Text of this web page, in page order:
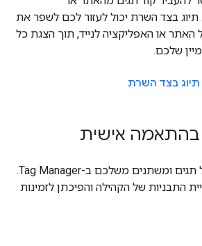
בצד השרת יכול לעזור לכם לשפר את
האתר או האפליקציה לנייד, תוך הצגת כל
שלכם.
בצד השרת
בהתאמה אישית
תוכלו ליצור תבניות של תגים ומשתנים משלכם ב-Tag Manager.
התבניות של הקהילה והפיכתן לזמינות